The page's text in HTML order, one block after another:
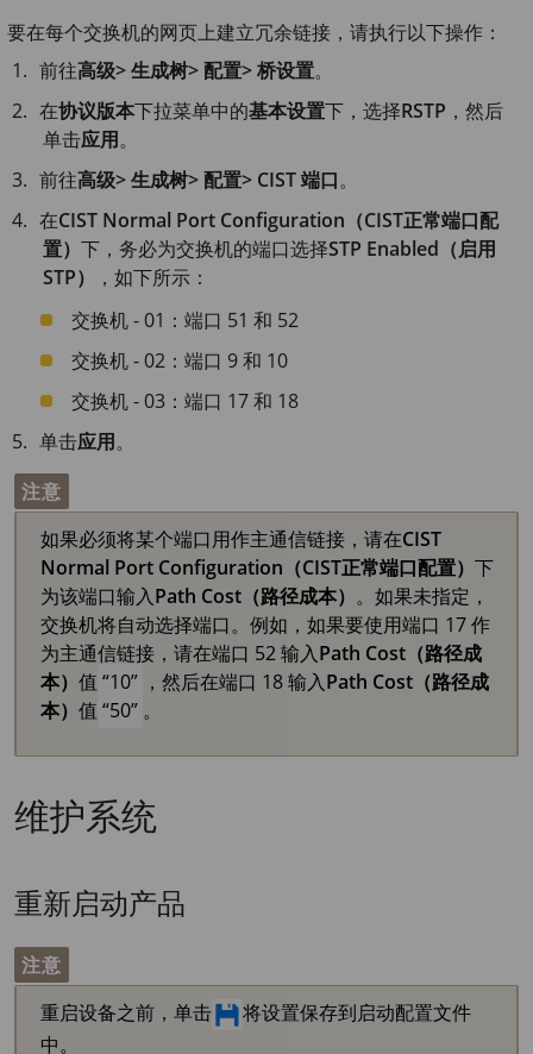
要在每个交换机的网页上建立冗余链接，请执行以下操作：
前往高级> 生成树> 配置> 桥设置。
在协议版本下拉菜单中的基本设置下，选择RSTP ，然后
单击应用。
前往高级> 生成树> 配置> CIST 端口。
在CIST Normal Port Configuration（CIST正常端口配
置） 下，务必为交换机的端口选择STP Enabled（启用
STP）
，如下所示：
交换机 - 01：端口 51 和 52
交换机 - 02：端口 9 和 10
交换机 - 03：端口 17 和 18
单击应用。
注意
如果必须将某个端口用作主通信链接，请在CIST
Normal Port Configuration（CIST正常端口配置） 下
为该端口输入Path Cost（路径成本） 。如果未指定，
交换机将自动选择端口。例如，如果要使用端口 17 作
为主通信链接，请在端口 52 输入Path Cost（路径成
本） 值 10 ，然后在端口 18 输入Path Cost（路径成
本） 值 50 。
维护系统
重新启动产品
注意
重启设备之前，单击
将设置保存到启动配置文件
中。